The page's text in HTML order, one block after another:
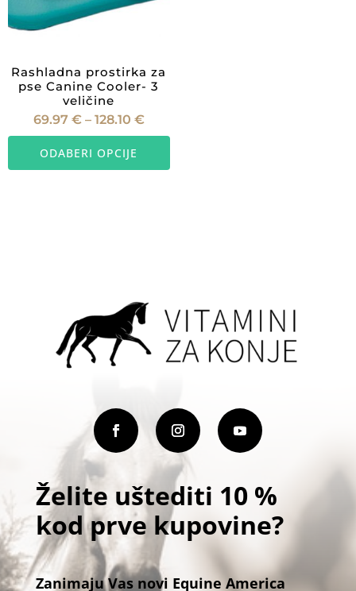
Rashladna prostirka za
pse Canine Cooler- 3
veličine
69.97 € – 128.10 €Raspon
cijena:
od
128.10 €
ODABERI OPCIJE
Ovaj
ima
na
stranici
proizvoda
Želite uštediti 10 %
kod prve kupovine?
Zanimaju Vas novi Equine America